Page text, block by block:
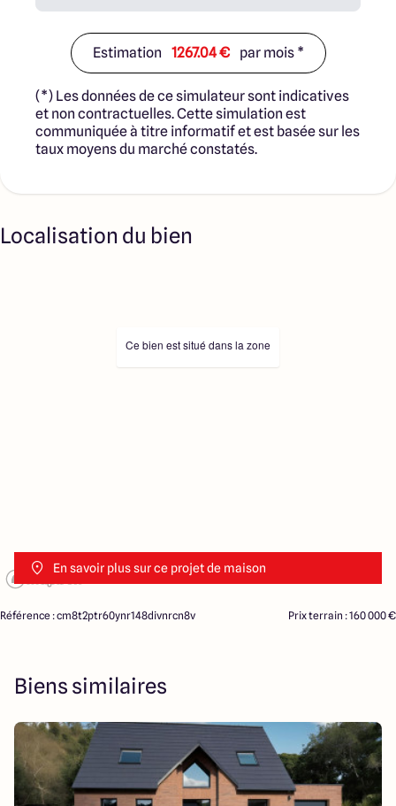
Estimation 1267.04 € par mois *
(*) Les données de ce simulateur sont indicatives
et non contractuelles. Cette simulation est
communiquée à titre informatif et est basée sur les
taux moyens du marché constatés.
Localisation du bien
En savoir plus sur ce projet de maison
Ce bien est situé dans la zone
Référence : cm8t2ptr60ynr148divnrcn8v Prix terrain : 160 000 €
Biens similaires